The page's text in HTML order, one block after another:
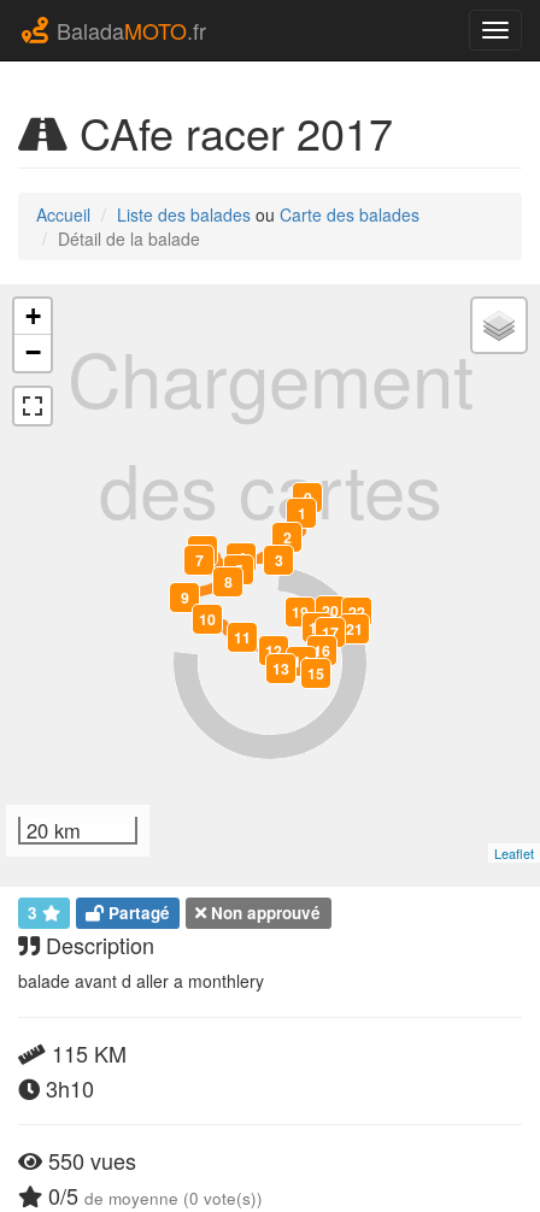
BaladaMOTO.fr
CAfe racer 2017
Accueil Liste des balades ou Carte des balades
Détail de la balade
Chargement
des cartes
0
1
2
3
4
5
6
7
8
9
10
11
12
1314
15
16
17
18
19
20
21
22
+
−
20 km
Leaflet
3 Partagé Non approuvé
Description
balade avant d aller a monthlery
115 KM
3h10
550 vues
0/5 de moyenne (0 vote(s))